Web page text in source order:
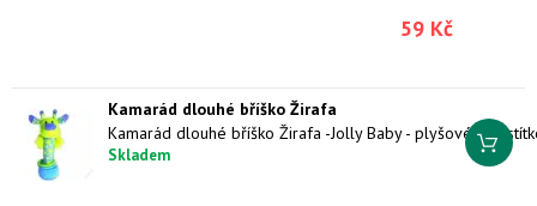
59 Kč
Kamarád dlouhé bříško Žirafa
Skladem